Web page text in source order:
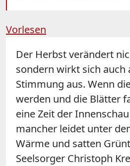
Vorlesen
Der Herbst verändert
sondern wirkt sich auch
Stimmung aus. Wenn
werden und die Blätter
eine Zeit der
mancher leidet unter
Wärme und satten
Seelsorger Christoph